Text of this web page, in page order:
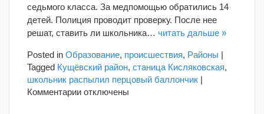
седьмого класса. За медпомощью обратились 14
детей. Полиция проводит проверку. После нее
решат, ставить ли школьника… читать дальше »
Posted in Образование, происшествия, Районы |
Tagged Кущёвский район, станица Кисляковская,
школьник распылил перцовый баллончик |
Комментариикотключены